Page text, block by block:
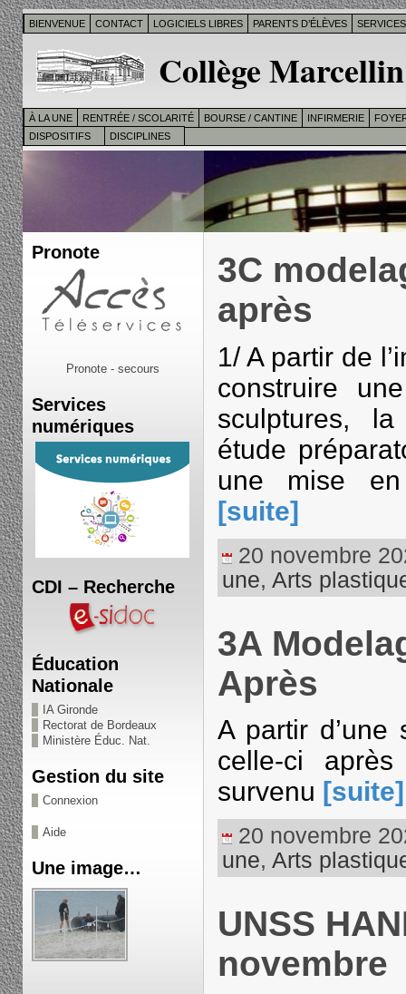
BIENVENUE CONTACT LOGICIELS LIBRES PARENTS D’ÉLÈVES
Collège
À LA UNE RENTRÉE / SCOLARITÉ BOURSE / CANTINE INFIRMERIE
DISPOSITIFS
DISCIPLINES
Pronote
Pronote - secours
Services
numériques
CDI – Recherche
Éducation
Nationale
IA Gironde
Rectorat de Bordeaux
Ministère Éduc. Nat.
Gestion du site
Connexion
Aide
Une image…
3C
après
1/ A partir de
construire
sculptures,
étude
une mise
[suite]
20 novembre
une, Arts
3A
Après
A partir d’une
celle-ci
survenu [suite]
20 novembre
une, Arts
UNSS
novembre